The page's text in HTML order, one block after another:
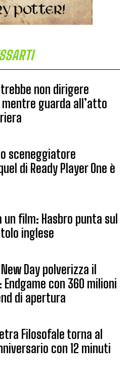
non dirigere
guarda all’atto
sceneggiatore
di Ready Player One è
film: Hasbro punta sul
inglese
Day polverizza il
con 360 milioni
di apertura
Filosofale torna al
con 12 minuti